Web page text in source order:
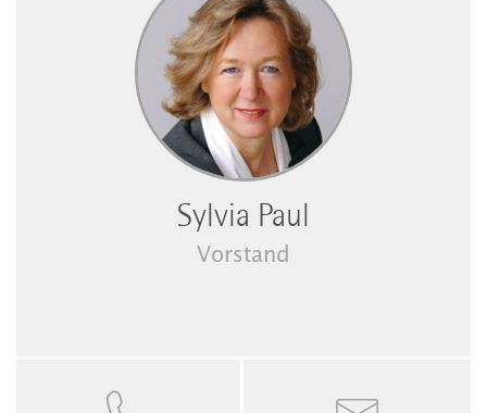
Sylvia Paul
Vorstand